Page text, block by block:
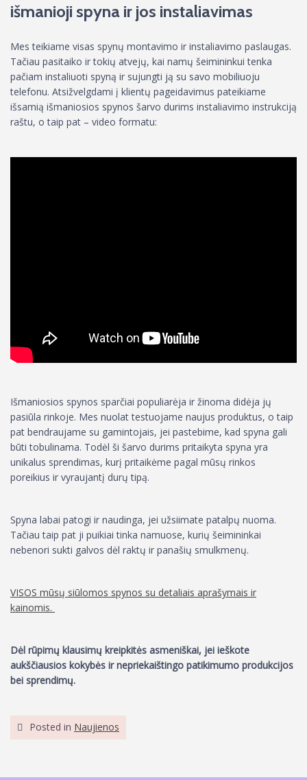
išmanioji spyna ir jos instaliavimas
Mes teikiame visas spynų montavimo ir instaliavimo paslaugas.
Tačiau pasitaiko ir tokių atvejų, kai namų šeimininkui tenka
pačiam instaliuoti spyną ir sujungti ją su savo mobiliuoju
telefonu. Atsižvelgdami į klientų pageidavimus pateikiame
išsamią išmaniosios spynos šarvo durims instaliavimo instrukciją
raštu, o taip pat – video formatu:
Išmaniosios spynos sparčiai populiarėja ir žinoma didėja jų
pasiūla rinkoje. Mes nuolat testuojame naujus produktus, o taip
pat bendraujame su gamintojais, jei pastebime, kad spyna gali
būti tobulinama. Todėl ši šarvo durims pritaikyta spyna yra
unikalus sprendimas, kurį pritaikėme pagal mūsų rinkos
poreikius ir vyraujantį durų tipą.
Spyna labai patogi ir naudinga, jei užsiimate patalpų nuoma.
Tačiau taip pat ji puikiai tinka namuose, kurių šeimininkai
nebenori sukti galvos dėl raktų ir panašių smulkmenų.
VISOS mūsų siūlomos spynos su detaliais aprašymais ir
kainomis.
Dėl rūpimų klausimų kreipkitės asmeniškai, jei ieškote
aukščiausios kokybės ir nepriekaištingo patikimumo produkcijos
bei sprendimų.
Posted in Naujienos